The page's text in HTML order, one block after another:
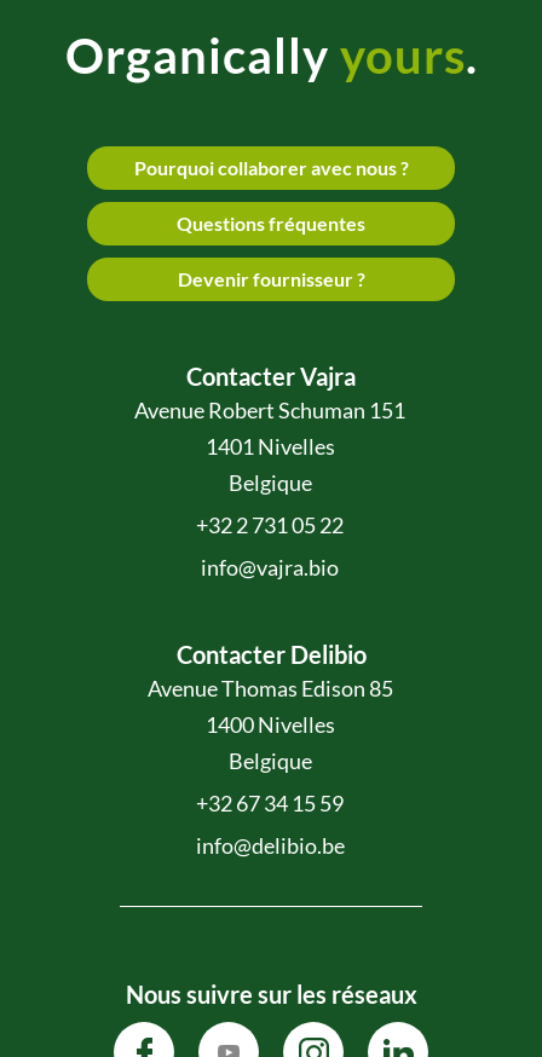
Organically yours.
Pourquoi collaborer avec nous ?
Questions fréquentes
Devenir fournisseur ?
Contacter Vajra
Avenue Robert Schuman 151
1401 Nivelles
Belgique
+32 2 731 05 22
info@vajra.bio
Contacter Delibio
Avenue Thomas Edison 85
1400 Nivelles
Belgique
+32 67 34 15 59
info@delibio.be
Nous suivre sur les réseaux